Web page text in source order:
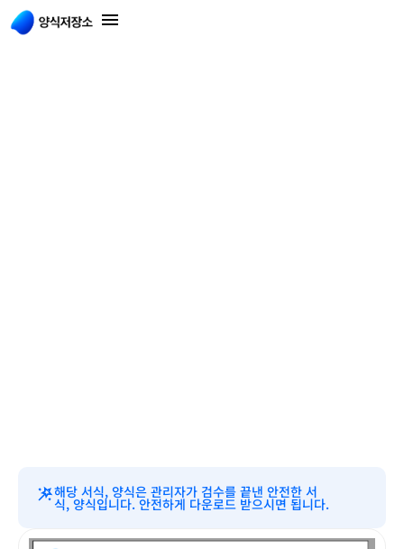
해당 서식, 양식은 관리자가 검수를 끝낸 안전한 서
식, 양식입니다. 안전하게 다운로드 받으시면 됩니다.